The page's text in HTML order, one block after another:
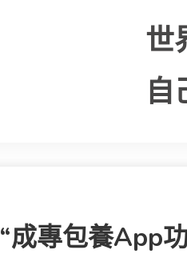
世
自
成專包養app